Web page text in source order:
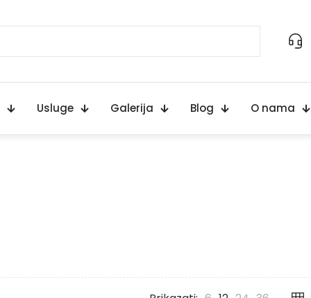
Usluge Galerija Blog O nama